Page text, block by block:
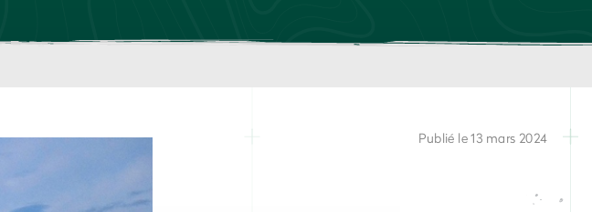
Publié le 13 mars 2024